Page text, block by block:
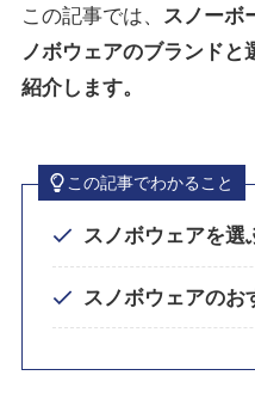
この記事では、 スノーボ
ノボウェアのブランドと
紹介します。
この記事でわかること
スノボウェアを選
スノボウェアのお